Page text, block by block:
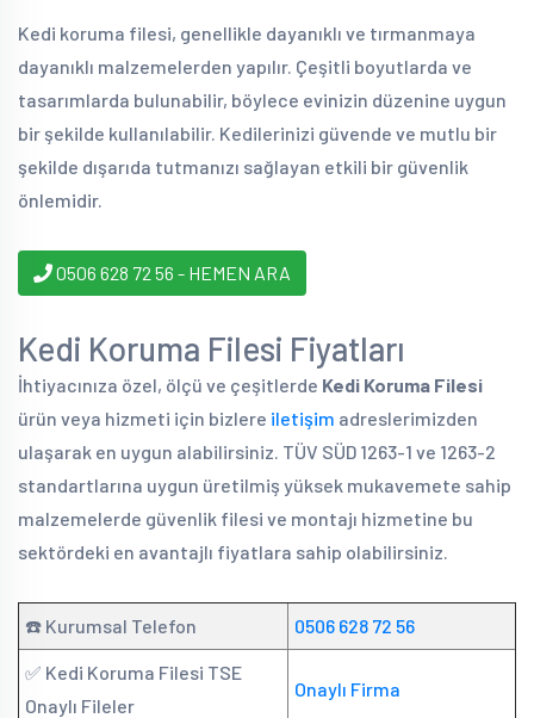
Kedi koruma filesi, genellikle dayanıklı ve tırmanmaya
dayanıklı malzemelerden yapılır. Çeşitli boyutlarda ve
tasarımlarda bulunabilir, böylece evinizin düzenine uygun
bir şekilde kullanılabilir. Kedilerinizi güvende ve mutlu bir
şekilde dışarıda tutmanızı sağlayan etkili bir güvenlik
önlemidir.
0506 628 72 56 - HEMEN ARA
Kedi Koruma Filesi Fiyatları
İhtiyacınıza özel, ölçü ve çeşitlerde Kedi Koruma Filesi
ürün veya hizmeti için bizlere iletişim adreslerimizden
ulaşarak en uygun alabilirsiniz. TÜV SÜD 1263-1 ve 1263-2
standartlarına uygun üretilmiş yüksek mukavemete sahip
malzemelerde güvenlik filesi ve montajı hizmetine bu
sektördeki en avantajlı fiyatlara sahip olabilirsiniz.
☎️ Kurumsal Telefon 0506 628 72 56
✅ Kedi Koruma Filesi TSE
Onaylı Fileler
Onaylı Firma